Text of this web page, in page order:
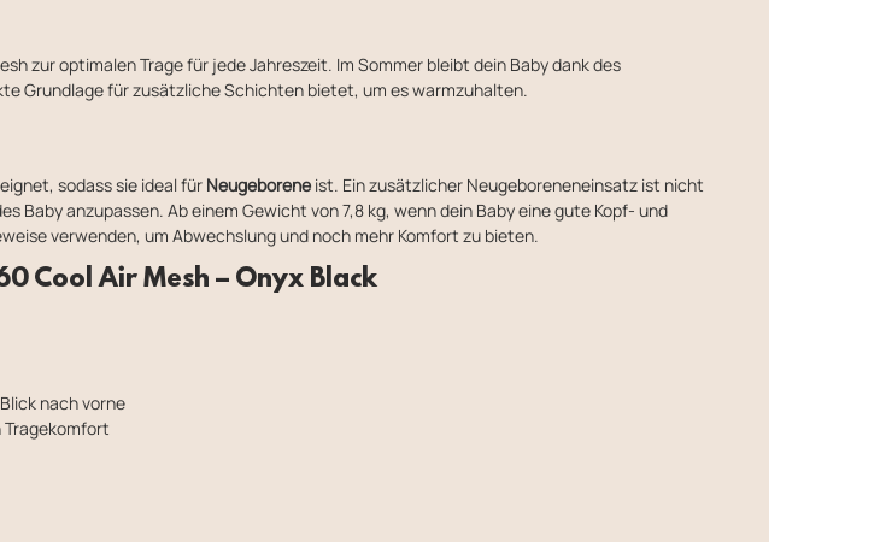
zur optimalen Trage für jede Jahreszeit. Im Sommer bleibt dein Baby dank des
Grundlage für zusätzliche Schichten bietet, um es warmzuhalten.
sodass sie ideal für Neugeborene ist. Ein zusätzlicher Neugeboreneneinsatz ist nicht
Baby anzupassen. Ab einem Gewicht von 7,8 kg, wenn dein Baby eine gute Kopf- und
verwenden, um Abwechslung und noch mehr Komfort zu bieten.
Cool Air Mesh – Onyx Black
nach vorne